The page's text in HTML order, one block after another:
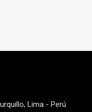
Lima - Perú